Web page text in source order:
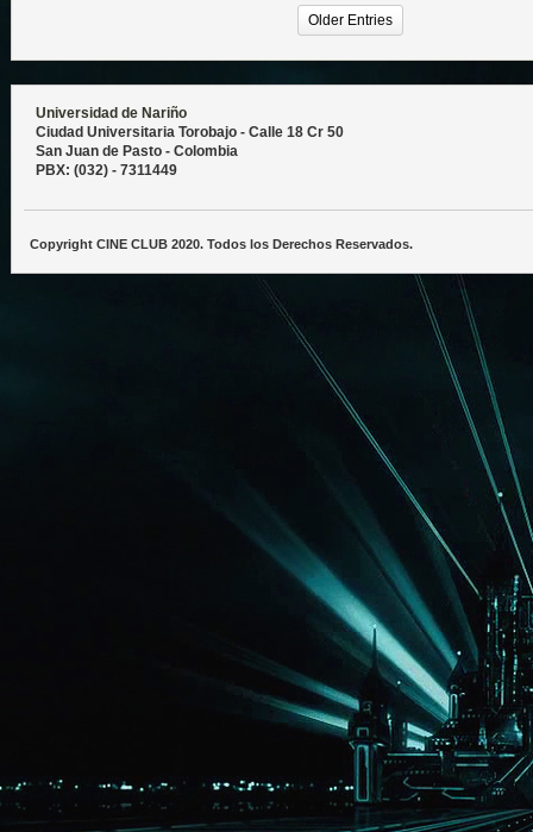
Older Entries
Universidad de Nariño
Ciudad Universitaria Torobajo - Calle 18 Cr 50
San Juan de Pasto - Colombia
PBX: (032) - 7311449
Copyright CINE CLUB 2020. Todos los Derechos Reservados.